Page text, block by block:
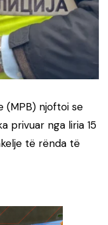
(MPB) njoftoi se
privuar nga liria 15
të rënda të